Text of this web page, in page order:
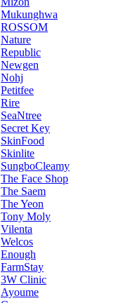
Mukunghwa
ROSSOM
Nature
Republic
Newgen
Nohj
Petitfee
Rire
SeaNtree
Secret Key
SkinFood
Skinlite
SungboCleamy
The Face Shop
The Saem
The Yeon
Tony Moly
Vilenta
Welcos
Enough
FarmStay
3W Clinic
Ayoume